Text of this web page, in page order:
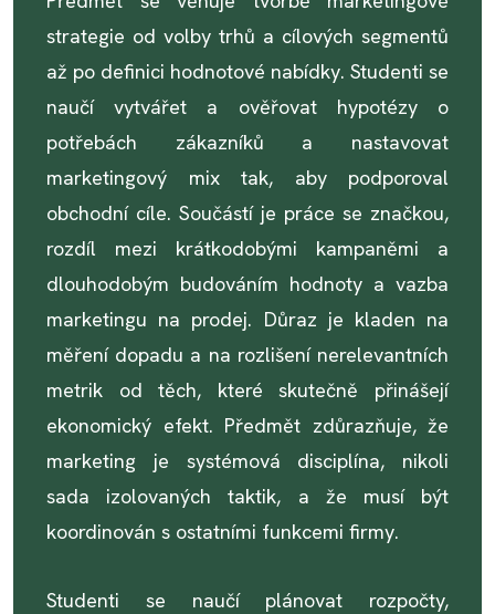
strategie od volby trhů a cílových segmentů
až po definici hodnotové nabídky. Studenti se
naučí vytvářet a ověřovat hypotézy o
potřebách zákazníků a nastavovat
marketingový mix tak, aby podporoval
obchodní cíle. Součástí je práce se značkou,
rozdíl mezi krátkodobými kampaněmi a
dlouhodobým budováním hodnoty a vazba
marketingu na prodej. Důraz je kladen na
měření dopadu a na rozlišení nerelevantních
metrik od těch, které skutečně přinášejí
ekonomický efekt. Předmět zdůrazňuje, že
marketing je systémová disciplína, nikoli
sada izolovaných taktik, a že musí být
koordinován s ostatními funkcemi firmy.
Studenti se naučí plánovat rozpočty,